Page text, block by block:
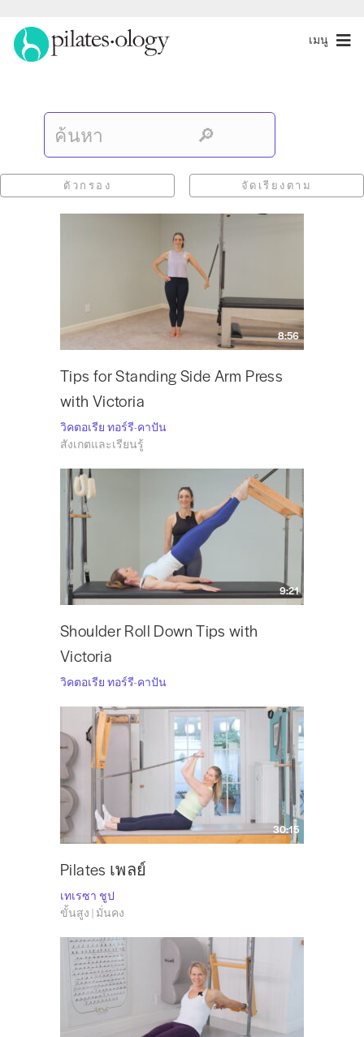
เมนู
ตัวกรอง จัดเรียงตาม
8:56
Tips for Standing Side Arm Press
with Victoria
วิคตอเรีย ทอร์รี-คาปัน
สังเกตและเรียนรู้
9:21
Shoulder Roll Down Tips with
Victoria
วิคตอเรีย ทอร์รี-คาปัน
30:15
Pilates เพลย์
เทเรซา ชูป
ขั้นสูง | มั่นคง